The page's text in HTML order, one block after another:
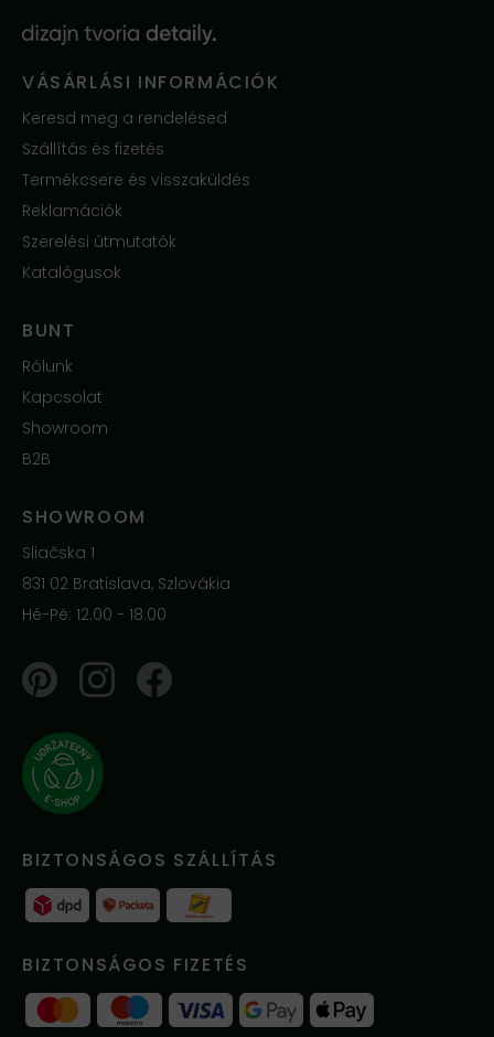
VÁSÁRLÁSI INFORMÁCIÓK
Keresd meg a rendelésed
Szállítás és fizetés
Termékcsere és visszaküldés
Reklamációk
Szerelési útmutatók
Katalógusok
BUNT
Rólunk
Kapcsolat
Showroom
B2B
SHOWROOM
Sliačska 1
831 02 Bratislava, Szlovákia
Hé-Pé: 12.00 - 18.00
PinterestInstagramFacebook
BIZTONSÁGOS SZÁLLÍTÁS
BIZTONSÁGOS FIZETÉS